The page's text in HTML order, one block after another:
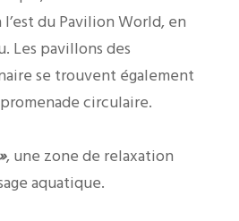
du Pavilion World, en
Les pavillons des
se trouvent également
circulaire.
, une zone de relaxation
aquatique.